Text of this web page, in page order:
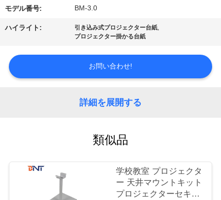
工
旅
管
モデル番号: BM-3.0
ハイライト: 引き込み式プロジェクター台紙,
プロジェクター掛かる台紙
お問い合わせ!
詳細を展開する
類似品
学校教室 プロジェクタ
ー 天井マウントキット
プロジェクターセキュ